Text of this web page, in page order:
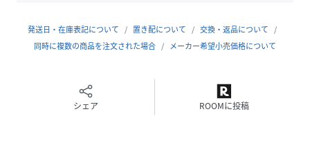
スカート部分にもバックスリットが入っているので足さばき
は軽やか。移動の際も動きの邪魔をしません。
発送日・在庫表記について 置き配について
交換・返品について
同時に複数の商品を注文された場合
メーカー希望小売価格について
シェア ROOMに投稿